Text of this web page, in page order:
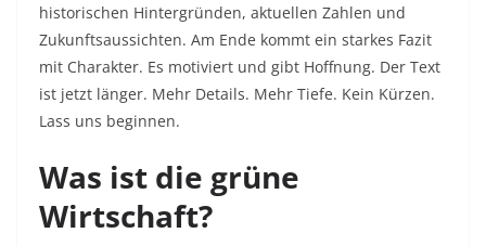
historischen Hintergründen, aktuellen Zahlen und
Zukunftsaussichten. Am Ende kommt ein starkes Fazit
mit Charakter. Es motiviert und gibt Hoffnung. Der Text
ist jetzt länger. Mehr Details. Mehr Tiefe. Kein Kürzen.
Lass uns beginnen.
Was ist die grüne
Wirtschaft?